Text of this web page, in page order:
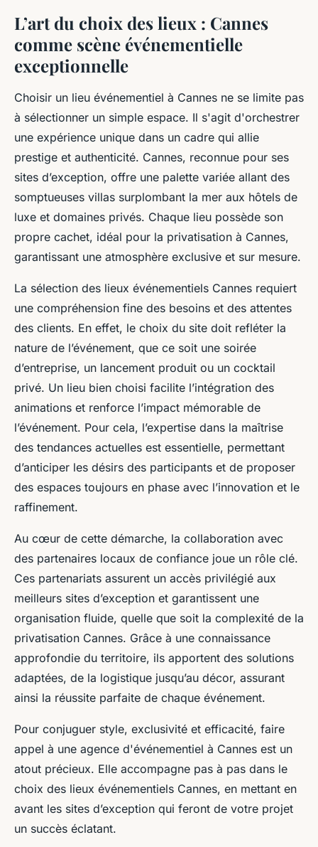
L’art du choix des lieux : Cannes
comme scène événementielle
exceptionnelle
Choisir un lieu événementiel à Cannes ne se limite pas
à sélectionner un simple espace. Il s'agit d'orchestrer
une expérience unique dans un cadre qui allie
prestige et authenticité. Cannes, reconnue pour ses
sites d’exception, offre une palette variée allant des
somptueuses villas surplombant la mer aux hôtels de
luxe et domaines privés. Chaque lieu possède son
propre cachet, idéal pour la privatisation à Cannes,
garantissant une atmosphère exclusive et sur mesure.
La sélection des lieux événementiels Cannes requiert
une compréhension fine des besoins et des attentes
des clients. En effet, le choix du site doit refléter la
nature de l’événement, que ce soit une soirée
d’entreprise, un lancement produit ou un cocktail
privé. Un lieu bien choisi facilite l’intégration des
animations et renforce l’impact mémorable de
l’événement. Pour cela, l’expertise dans la maîtrise
des tendances actuelles est essentielle, permettant
d’anticiper les désirs des participants et de proposer
des espaces toujours en phase avec l’innovation et le
raffinement.
Au cœur de cette démarche, la collaboration avec
des partenaires locaux de confiance joue un rôle clé.
Ces partenariats assurent un accès privilégié aux
meilleurs sites d’exception et garantissent une
organisation fluide, quelle que soit la complexité de la
privatisation Cannes. Grâce à une connaissance
approfondie du territoire, ils apportent des solutions
adaptées, de la logistique jusqu’au décor, assurant
ainsi la réussite parfaite de chaque événement.
Pour conjuguer style, exclusivité et efficacité, faire
appel à une agence d'événementiel à Cannes est un
atout précieux. Elle accompagne pas à pas dans le
choix des lieux événementiels Cannes, en mettant en
avant les sites d’exception qui feront de votre projet
un succès éclatant.